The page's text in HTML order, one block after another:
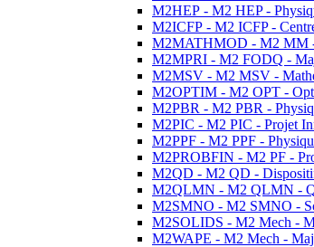
M2HEP - M2 HEP -
M2ICFP - M2 ICFP -
M2MATHMOD - M2 MM
M2MPRI - M2 FODQ -
M2MSV - M2 MSV -
M2OPTIM - M2 OPT -
M2PBR - M2 PBR -
M2PIC - M2 PIC - Projet
M2PPF - M2 PPF -
M2PROBFIN - M2 PF -
M2QD - M2 QD -
M2QLMN - M2 QLMN -
M2SMNO - M2 SMNO -
M2SOLIDS - M2 Mech -
M2WAPE - M2 Mech -